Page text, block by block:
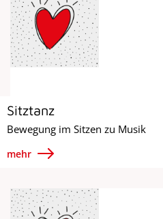
Sitztanz
Bewegung im Sitzen zu Musik
mehr